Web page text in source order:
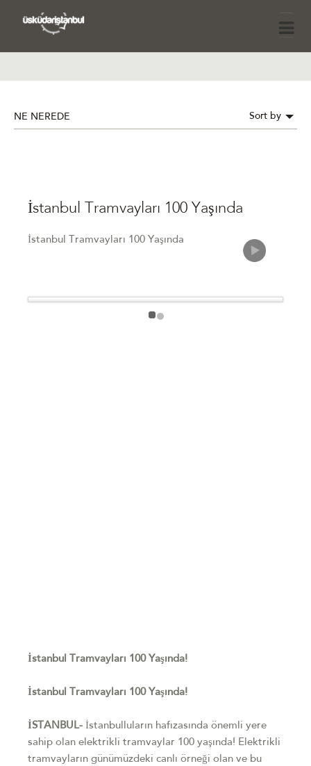
NE NEREDE Sort by
İstanbul Tramvayları 100 Yaşında
İstanbul Tramvayları 100 Yaşında
İstanbul Tramvayları 100 Yaşında!
İstanbul Tramvayları 100 Yaşında!
İSTANBUL- İstanbulluların hafızasında önemli yere
sahip olan elektrikli tramvaylar 100 yaşında! Elektrikli
tramvayların günümüzdeki canlı örneği olan ve bu